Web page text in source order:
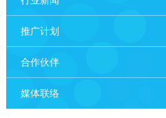
推广计划
合作伙伴
媒体联络